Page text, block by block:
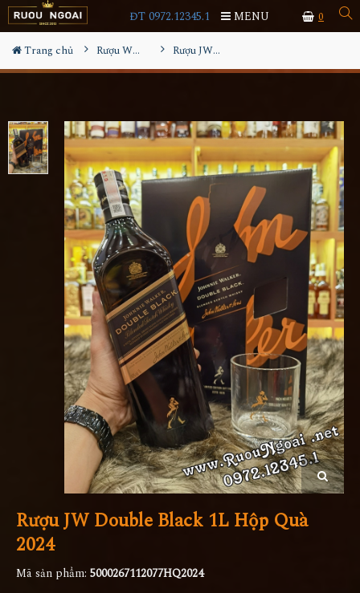
0
ĐT 0972.12345.1 MENU
Trang chủ Rượu Whisky Rượu JW Double Black 1L Hộp Quà 2024
Rượu JW Double Black 1L Hộp Quà
2024
Mã sản phẩm: 5000267112077HQ2024